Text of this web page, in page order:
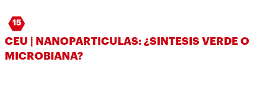
15
CEU | NANOPARTICULAS: ¿SINTESIS VERDE O
MICROBIANA?